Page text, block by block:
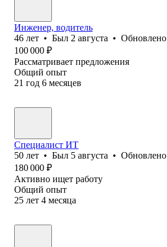
Инженер, водитель
46 лет • Был 2 августа • Обновлено
100 000 ₽
Рассматривает предложения
Общий опыт
21 год 6 месяцев
Специалист ИТ
50 лет • Был 5 августа • Обновлено
180 000 ₽
Активно ищет работу
Общий опыт
25 лет 4 месяца